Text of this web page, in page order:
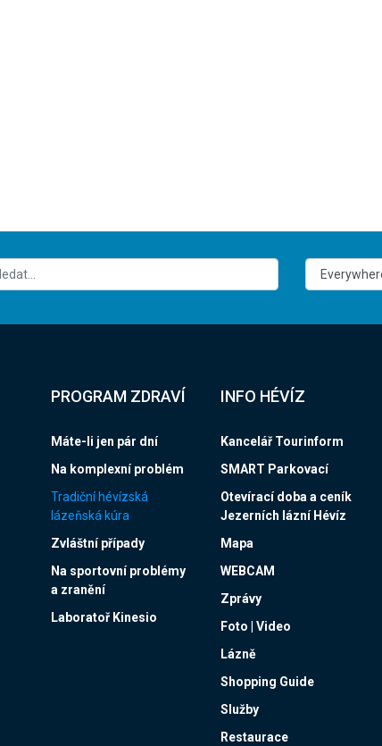
PROGRAM ZDRAVÍ
Máte-li jen pár dní
Na komplexní problém
Tradiční hévízská
lázeňská kúra
Zvláštní případy
Na sportovní problémy
a zranění
Laboratoř Kinesio
INFO HÉVÍZ
Kancelář Tourinform
SMART Parkovací
Otevírací doba a ceník
Jezerních lázní Hévíz
Mapa
WEBCAM
Zprávy
Foto | Video
Lázně
Shopping Guide
Služby
Restaurace